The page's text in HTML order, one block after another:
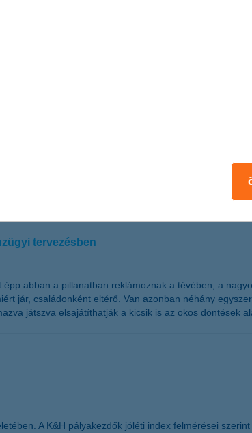
ban ünnepli 10 éves fennállását. Idén a zsűri 11
további 5 millió forint értékű különdíjat is
tervezésben
abban a pillanatban reklámoznak a tévében, a
jár, családonként eltérő. Van azonban néhány
játszva elsajátíthatják a kicsik is az okos döntések
A K&H pályakezdők jóléti index felmérései